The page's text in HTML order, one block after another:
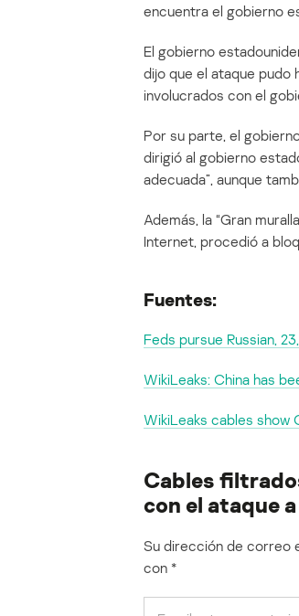
encuentra el gobierno
El gobierno
dijo que el ataque pudo
involucrados con el
Por su parte, el
dirigió al gobierno
adecuada”, aunque
Además, la “Gran
Internet, procedió a
Fuentes:
Feds pursue Russian,
WikiLeaks: China has
WikiLeaks cables show
Cables
con el ataque
Su dirección de correo
con *